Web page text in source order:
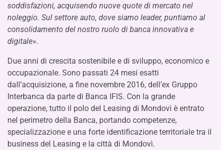
soddisfazioni, acquisendo nuove quote di mercato nel
noleggio. Sul settore auto, dove siamo leader, puntiamo al
consolidamento del nostro ruolo di banca innovativa e
digitale».
Due anni di crescita sostenibile e di sviluppo, economico e
occupazionale. Sono passati 24 mesi esatti
dall’acquisizione, a fine novembre 2016, dell’ex Gruppo
Interbanca da parte di Banca IFIS. Con la grande
operazione, tutto il polo del Leasing di Mondovì è entrato
nel perimetro della Banca, portando competenze,
specializzazione e una forte identificazione territoriale tra il
business del Leasing e la città di Mondovì.